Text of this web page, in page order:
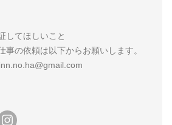
してほしいこと
事の依頼は以下からお願いします。